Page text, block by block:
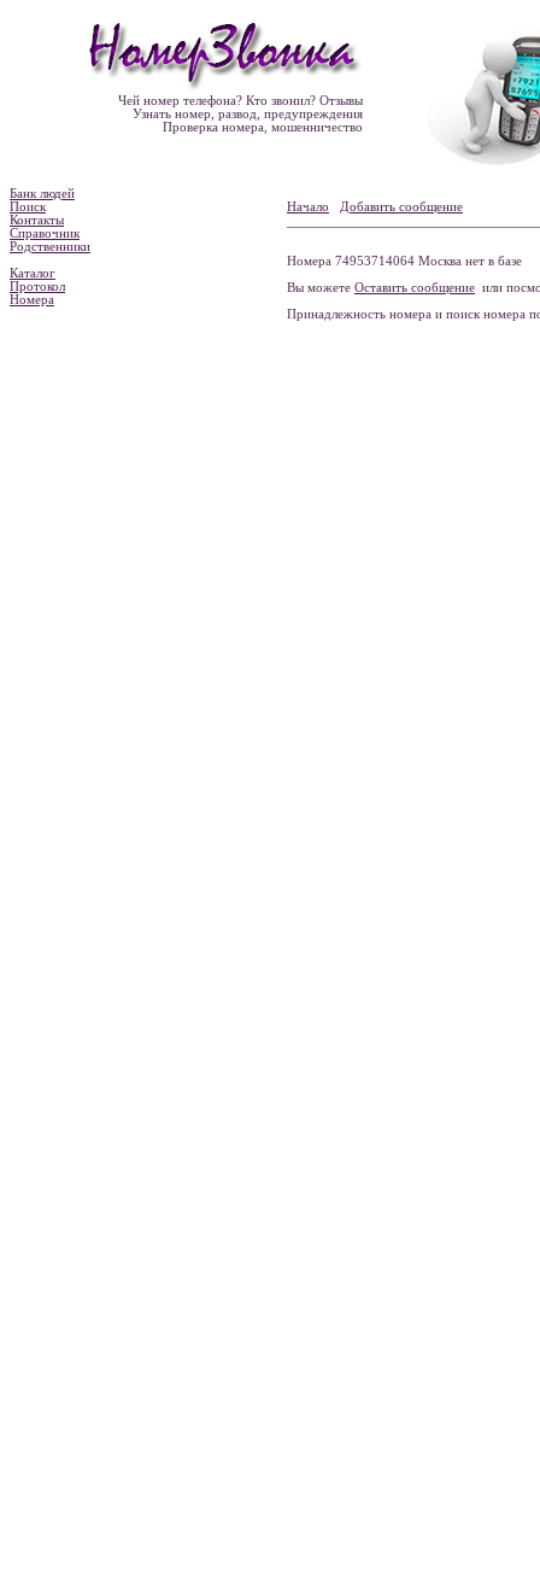
Чей номер телефона? Кто звонил? Отзывы
Узнать номер, развод, предупреждения
Проверка номера, мошенничество
Банк людей
Поиск
Контакты
Справочник
Родственники
Каталог
Протокол
Номера
Начало Добавить сообщение
Номера 74953714064 Москва нет в базе
Вы можете Оставить сообщение или
Принадлежность номера и поиск номера